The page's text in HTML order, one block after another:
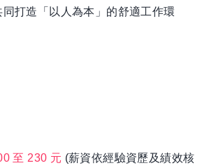
打造「以人為本」的舒適工作環
至 230 元 (薪資依經驗資歷及績效核